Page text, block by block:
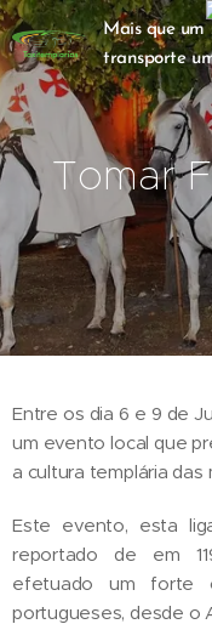
Mais que um
transporte
turística
Tomar
Entre os dia 6 e 9 de
um evento local que
a cultura templária das
Este evento, esta
reportado de em
efetuado um forte
portugueses, desde o